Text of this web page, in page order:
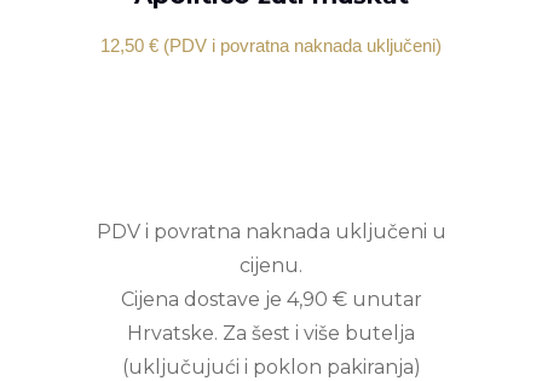
12,50 € (PDV i povratna naknada uključeni)
PDV i povratna naknada uključeni u
cijenu.
Cijena dostave je 4,90 € unutar
Hrvatske. Za šest i više butelja
(uključujući i poklon pakiranja)